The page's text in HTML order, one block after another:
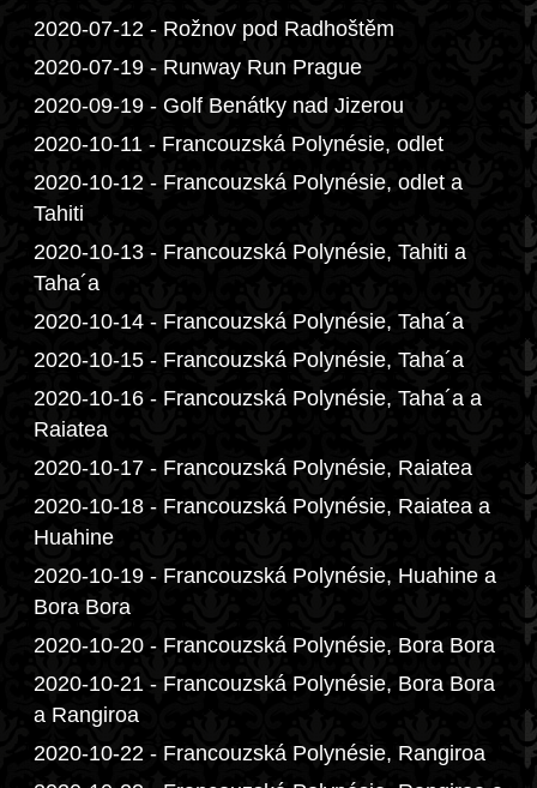
2020-07-12 - Rožnov pod Radhoštěm
2020-07-19 - Runway Run Prague
2020-09-19 - Golf Benátky nad Jizerou
2020-10-11 - Francouzská Polynésie, odlet
2020-10-12 - Francouzská Polynésie, odlet a
Tahiti
2020-10-13 - Francouzská Polynésie, Tahiti a
Taha´a
2020-10-14 - Francouzská Polynésie, Taha´a
2020-10-15 - Francouzská Polynésie, Taha´a
2020-10-16 - Francouzská Polynésie, Taha´a a
Raiatea
2020-10-17 - Francouzská Polynésie, Raiatea
2020-10-18 - Francouzská Polynésie, Raiatea a
Huahine
2020-10-19 - Francouzská Polynésie, Huahine a
Bora Bora
2020-10-20 - Francouzská Polynésie, Bora Bora
2020-10-21 - Francouzská Polynésie, Bora Bora
a Rangiroa
2020-10-22 - Francouzská Polynésie, Rangiroa